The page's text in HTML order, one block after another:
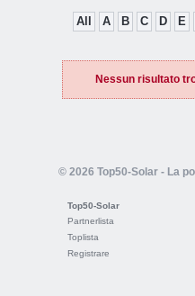
All A B C D E
Nessun risultato
© 2026 Top50-Solar - La
Top50-Solar
Partnerlista
Toplista
Registrare